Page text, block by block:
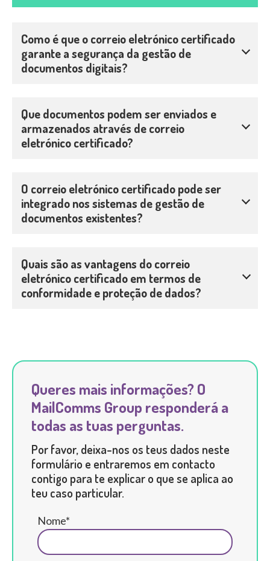
Como é que o correio eletrónico certificado
garante a segurança da gestão de
documentos digitais?
Que documentos podem ser enviados e
armazenados através de correio
eletrónico certificado?
O correio eletrónico certificado pode ser
integrado nos sistemas de gestão de
documentos existentes?
Quais são as vantagens do correio
eletrónico certificado em termos de
conformidade e proteção de dados?
Queres mais informações? O
MailComms Group responderá a
todas as tuas perguntas.
Por favor, deixa-nos os teus dados neste
formulário e entraremos em contacto
contigo para te explicar o que se aplica ao
teu caso particular.
Nome*